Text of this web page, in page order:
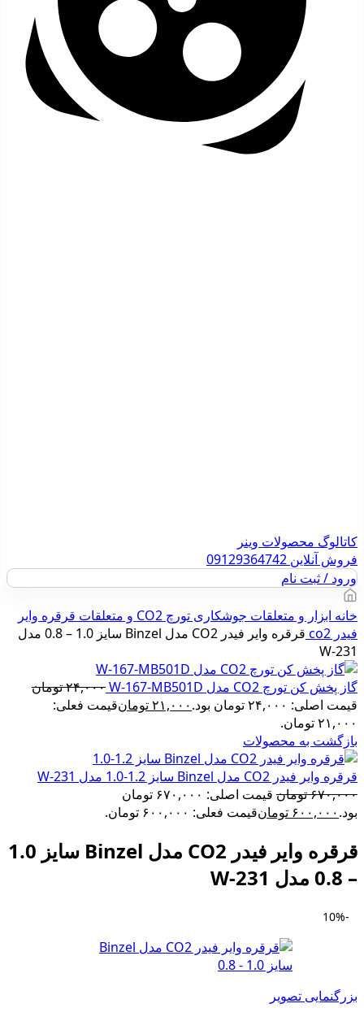
کاتالوگ محصولات وینر
فروش آنلاین 09129364742
ورود / ثبت نام
خانه ابزار و متعلقات جوشکاری تورچ CO2 و متعلقات
قرقره وایر
فیدر co2
قرقره وایر فیدر CO2 مدل Binzel سایز 1.0 – 0.8 مدل
W-231
گاز پخش کن تورچ CO2 مدل W-167-MB501D
۲۴,۰۰۰تومان
قیمت اصلی: ۲۴,۰۰۰ تومان بود.
۲۱,۰۰۰تومانقیمت فعلی:
۲۱,۰۰۰ تومان.
بازگشت به محصولات
قرقره وایر فیدر CO2 مدل Binzel سایز 1.2-1.0 مدل W-231
۶۷۰,۰۰۰تومان
قیمت اصلی: ۶۷۰,۰۰۰ تومان
بود.۶۰۰,۰۰۰ تومانقیمت فعلی: ۶۰۰,۰۰۰ تومان.
قرقره وایر فیدر CO2 مدل Binzel سایز 1.0
– 0.8 مدل W-231
-10%
بزرگنمایی تصویر